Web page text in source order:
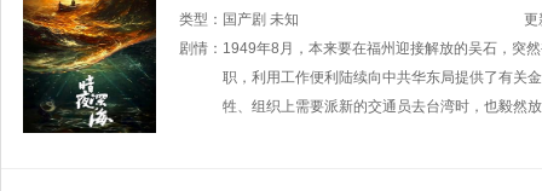
艾东 徐洪浩
类型： 国产剧 未知
更
剧情： 1949年8月，本来要在福州迎接解放的吴石，突
职，利用工作便利陆续向中共华东局提供了有关
牲、组织上需要派新的交通员去台湾时，也毅然